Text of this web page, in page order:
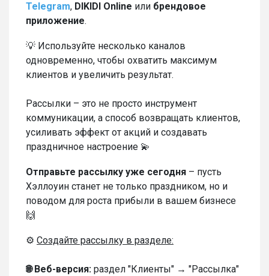
Telegram, DIKIDI Online или брендовое
приложение.
💡 Используйте несколько каналов
одновременно, чтобы охватить максимум
клиентов и увеличить результат.
Рассылки – это не просто инструмент
коммуникации, а способ возвращать клиентов,
усиливать эффект от акций и создавать
праздничное настроение 💫
Отправьте рассылку уже сегодня – пусть
Хэллоуин станет не только праздником, но и
поводом для роста прибыли в вашем бизнесе
🙌
⚙️ Создайте рассылку в разделе:
🌐 Веб-версия: раздел "Клиенты" → "Рассылка"